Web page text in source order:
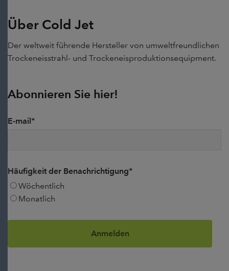
Über Cold Jet
Der weltweit führende Hersteller von umweltfreundlichen
Trockeneisstrahl- und Trockeneisproduktionsequipment.
Abonnieren Sie hier!
E-mail*
Häufigkeit der Benachrichtigung*
Wöchentlich
Monatlich